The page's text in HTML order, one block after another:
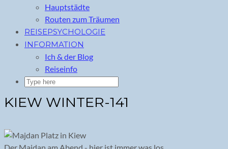
Hauptstädte
Routen zum Träumen
REISEPSYCHOLOGIE
INFORMATION
Ich & der Blog
Reiseinfo
KIEW WINTER-141
Der Majdan am Abend - hier ist immer was los